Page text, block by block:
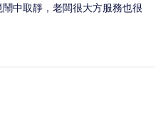
中取靜，老闆很大方服務也很